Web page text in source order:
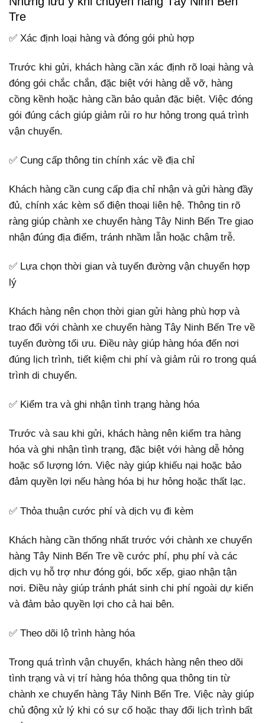
Tre
✅ Xác định loại hàng và đóng gói phù hợp
Trước khi gửi, khách hàng cần xác định rõ loại hàng và
đóng gói chắc chắn, đặc biệt với hàng dễ vỡ, hàng
cồng kềnh hoặc hàng cần bảo quản đặc biệt. Việc đóng
gói đúng cách giúp giảm rủi ro hư hỏng trong quá trình
vận chuyển.
✅ Cung cấp thông tin chính xác về địa chỉ
Khách hàng cần cung cấp địa chỉ nhận và gửi hàng đầy
đủ, chính xác kèm số điện thoại liên hệ. Thông tin rõ
ràng giúp chành xe chuyển hàng Tây Ninh Bến Tre giao
nhận đúng địa điểm, tránh nhầm lẫn hoặc chậm trễ.
✅ Lựa chọn thời gian và tuyến đường vận chuyển hợp
lý
Khách hàng nên chọn thời gian gửi hàng phù hợp và
trao đổi với chành xe chuyển hàng Tây Ninh Bến Tre về
tuyến đường tối ưu. Điều này giúp hàng hóa đến nơi
đúng lịch trình, tiết kiệm chi phí và giảm rủi ro trong quá
trình di chuyển.
✅ Kiểm tra và ghi nhận tình trạng hàng hóa
Trước và sau khi gửi, khách hàng nên kiểm tra hàng
hóa và ghi nhận tình trạng, đặc biệt với hàng dễ hỏng
hoặc số lượng lớn. Việc này giúp khiếu nại hoặc bảo
đảm quyền lợi nếu hàng hóa bị hư hỏng hoặc thất lạc.
✅ Thỏa thuận cước phí và dịch vụ đi kèm
Khách hàng cần thống nhất trước với chành xe chuyển
hàng Tây Ninh Bến Tre về cước phí, phụ phí và các
dịch vụ hỗ trợ như đóng gói, bốc xếp, giao nhận tận
nơi. Điều này giúp tránh phát sinh chi phí ngoài dự kiến
và đảm bảo quyền lợi cho cả hai bên.
✅ Theo dõi lộ trình hàng hóa
Trong quá trình vận chuyển, khách hàng nên theo dõi
tình trạng và vị trí hàng hóa thông qua thông tin từ
chành xe chuyển hàng Tây Ninh Bến Tre. Việc này giúp
chủ động xử lý khi có sự cố hoặc thay đổi lịch trình bất